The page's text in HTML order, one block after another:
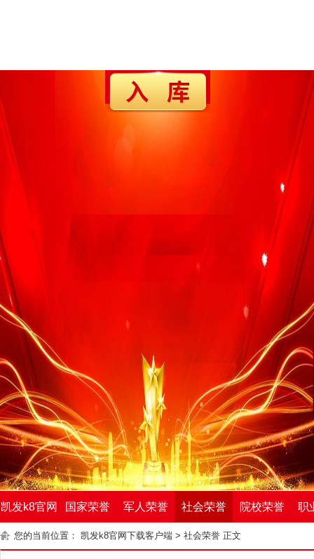
凯发k8官网
下载客户端
国家荣誉 军人荣誉 社会荣誉 院校荣誉 职
您的当前位置： 凯发k8官网下载客户端 > 社会荣誉 正文